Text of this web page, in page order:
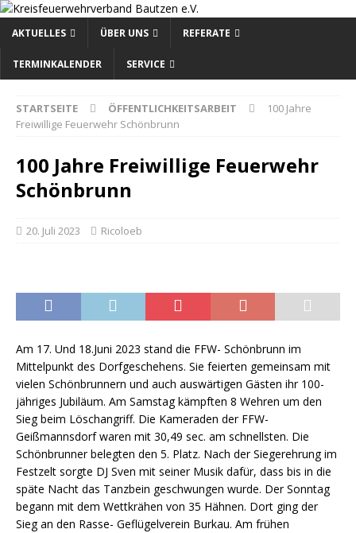
AKTUELLES ÜBER UNS REFERATE
TERMINKALENDER SERVICE
STARTSEITE ÖFFENTLICHKEITSARBEIT
100 Jahre
Freiwillige Feuerwehr Schönbrunn
100 Jahre Freiwillige Feuerwehr
Schönbrunn
20. Juli 2023 Ricoloeb
Am 17. Und 18.Juni 2023 stand die FFW- Schönbrunn im
Mittelpunkt des Dorfgeschehens. Sie feierten gemeinsam mit
vielen Schönbrunnern und auch auswärtigen Gästen ihr 100-
jähriges Jubiläum. Am Samstag kämpften 8 Wehren um den
Sieg beim Löschangriff. Die Kameraden der FFW-
Geißmannsdorf waren mit 30,49 sec. am schnellsten. Die
Schönbrunner belegten den 5. Platz. Nach der Siegerehrung im
Festzelt sorgte DJ Sven mit seiner Musik dafür, dass bis in die
späte Nacht das Tanzbein geschwungen wurde. Der Sonntag
begann mit dem Wettkrähen von 35 Hähnen. Dort ging der
Sieg an den Rasse- Geflügelverein Burkau. Am frühen